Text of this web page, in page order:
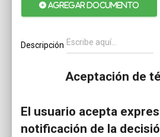
AGREGAR DOCUMENTO
Descripción
Aceptación de
El usuario acepta
notificación de la